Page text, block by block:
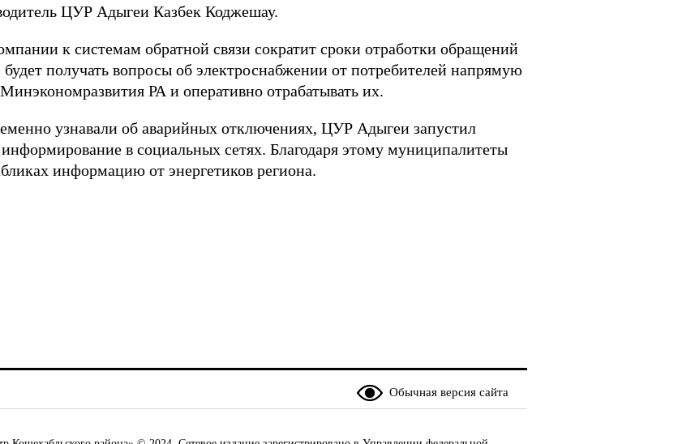
ЦУР Адыгеи Казбек Коджешау.
к системам обратной связи сократит сроки отработки обращений
получать вопросы об электроснабжении от потребителей напрямую
РА и оперативно отрабатывать их.
узнавали об аварийных отключениях, ЦУР Адыгеи запустил
в социальных сетях. Благодаря этому муниципалитеты
информацию от энергетиков региона.
Обычная версия сайта